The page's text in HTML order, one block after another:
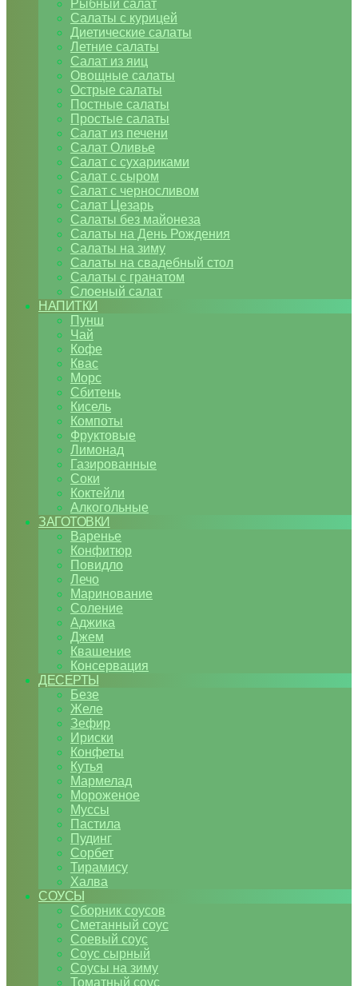
Рыбный салат
Салаты с курицей
Диетические салаты
Летние салаты
Салат из яиц
Овощные салаты
Острые салаты
Постные салаты
Простые салаты
Салат из печени
Салат Оливье
Салат с сухариками
Салат с сыром
Салат с черносливом
Салат Цезарь
Салаты без майонеза
Салаты на День Рождения
Салаты на зиму
Салаты на свадебный стол
Салаты с гранатом
Слоеный салат
НАПИТКИ
Пунш
Чай
Кофе
Квас
Морс
Сбитень
Кисель
Компоты
Фруктовые
Лимонад
Газированные
Соки
Коктейли
Алкогольные
ЗАГОТОВКИ
Варенье
Конфитюр
Повидло
Лечо
Маринование
Соление
Аджика
Джем
Квашение
Консервация
ДЕСЕРТЫ
Безе
Желе
Зефир
Ириски
Конфеты
Кутья
Мармелад
Мороженое
Муссы
Пастила
Пудинг
Сорбет
Тирамису
Халва
СОУСЫ
Сборник соусов
Сметанный соус
Соевый соус
Соус сырный
Соусы на зиму
Томатный соус